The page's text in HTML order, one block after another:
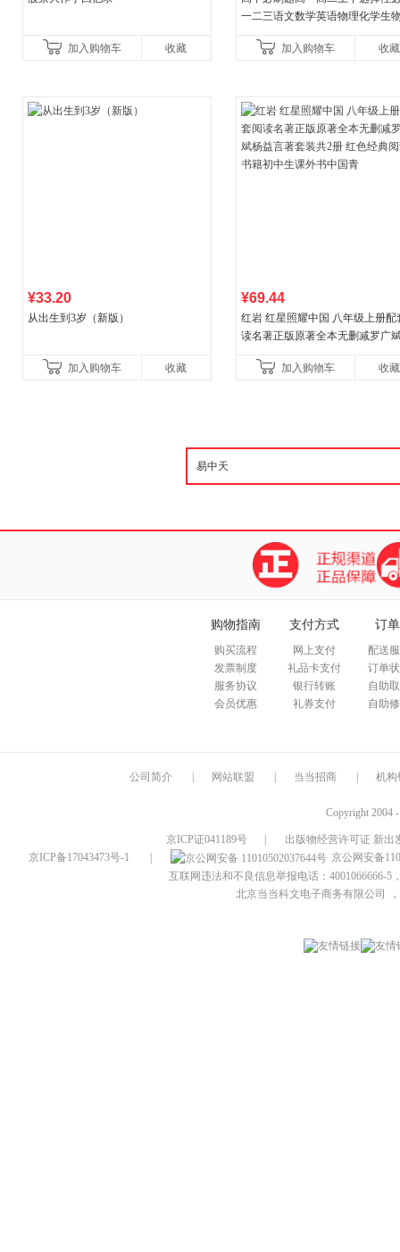
加入购物车 收藏
一二三语文数学英语物理化学生
教辅资料加入购物车 收藏
¥33.20
从出生到3岁（新版）
加入购物车 收藏
¥69.44
红岩 红星照耀中国 八年级上册配
读名著正版原著全本无删减罗广
初中生课外书中国青
加入购物车 收藏
购物指南
购买流程
发票制度
服务协议
会员优惠
支付方式
网上支付
礼品卡支付
银行转账
礼券支付
订
配送
订单
自助
自助
公司简介 网站联盟 当当招商 机构
Copyright 2004
京ICP证041189号
出版物经营许可证 新出
京ICP备17043473号-1
京公网安备
互联网违法和不良信息举报电话：4001066666-5
北京当当科文电子商务有限公司